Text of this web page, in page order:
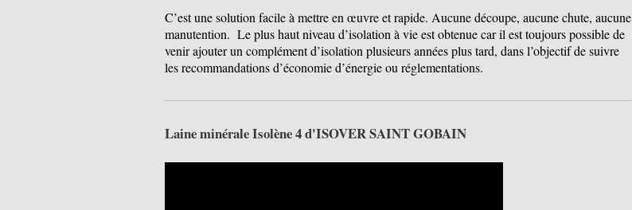
C’est une solution facile à mettre en œuvre et rapide. Aucune découpe, aucune chute, aucune
manutention. Le plus haut niveau d’isolation à vie est obtenue car il est toujours possible de
venir ajouter un complément d’isolation plusieurs années plus tard, dans l’objectif de suivre
les recommandations d’économie d’énergie ou réglementations.
Laine minérale Isolène 4 d'ISOVER SAINT GOBAIN